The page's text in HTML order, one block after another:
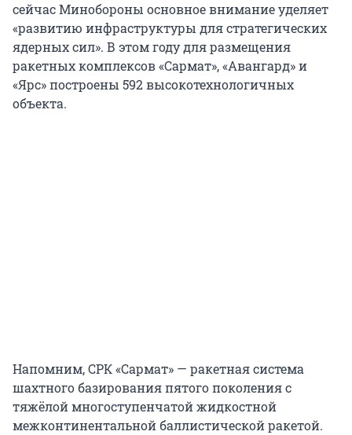
сейчас Минобороны основное внимание уделяет
«развитию инфраструктуры для стратегических
ядерных сил». В этом году для размещения
ракетных комплексов «Сармат», «Авангард» и
«Ярс» построены 592 высокотехнологичных
объекта.
Напомним, СРК «Сармат» — ракетная система
шахтного базирования пятого поколения с
тяжёлой многоступенчатой жидкостной
межконтинентальной баллистической ракетой.